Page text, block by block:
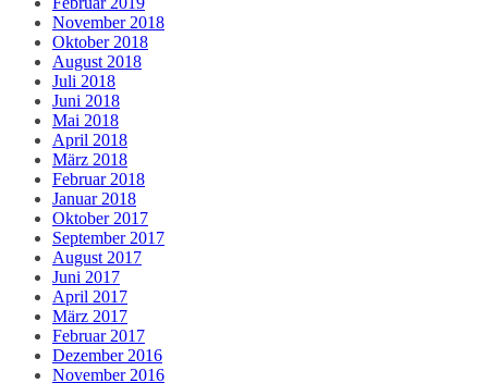
November 2018
Oktober 2018
August 2018
Juli 2018
Juni 2018
Mai 2018
April 2018
März 2018
Februar 2018
Januar 2018
Oktober 2017
September 2017
August 2017
Juni 2017
April 2017
März 2017
Februar 2017
Dezember 2016
November 2016